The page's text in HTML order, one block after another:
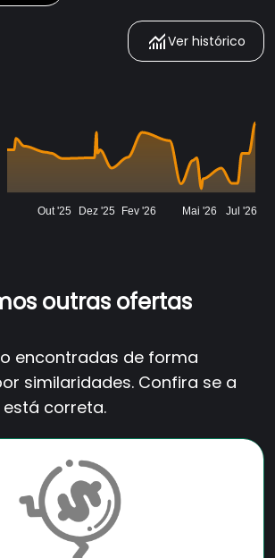
Ver histórico
Out '25 Dez '25 Fev '26 Mai '26 Jul '26
outras ofertas
encontradas de forma
similaridades. Confira se a
correta.